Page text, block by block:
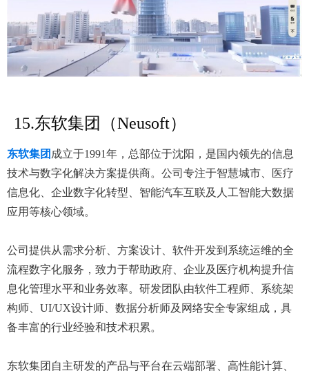
15.东软集团（Neusoft）
东软集团 成立于1991年，总部位于沈阳，是国内领先的信息
技术与数字化解决方案提供商。公司专注于智慧城市、医疗
信息化、企业数字化转型、智能汽车互联及人工智能大数据
应用等核心领域。
公司提供从需求分析、方案设计、软件开发到系统运维的全
流程数字化服务，致力于帮助政府、企业及医疗机构提升信
息化管理水平和业务效率。研发团队由软件工程师、系统架
构师、UI/UX设计师、数据分析师及网络安全专家组成，具
备丰富的行业经验和技术积累。
东软集团自主研发的产品与平台在云端部署、高性能计算、